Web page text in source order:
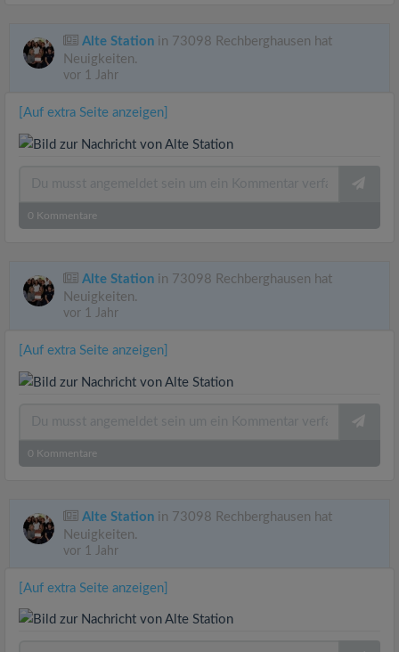
Alte Station in 73098 Rechberghausen hat
Neuigkeiten.
vor 1 Jahr
[Auf extra Seite anzeigen]
0 Kommentare
Alte Station in 73098 Rechberghausen hat
Neuigkeiten.
vor 1 Jahr
[Auf extra Seite anzeigen]
0 Kommentare
Alte Station in 73098 Rechberghausen hat
Neuigkeiten.
vor 1 Jahr
[Auf extra Seite anzeigen]